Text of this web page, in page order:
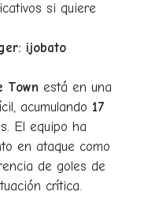
si quiere
ijobato
Town está en una
acumulando 17
El equipo ha
en ataque como
de goles de
crítica.